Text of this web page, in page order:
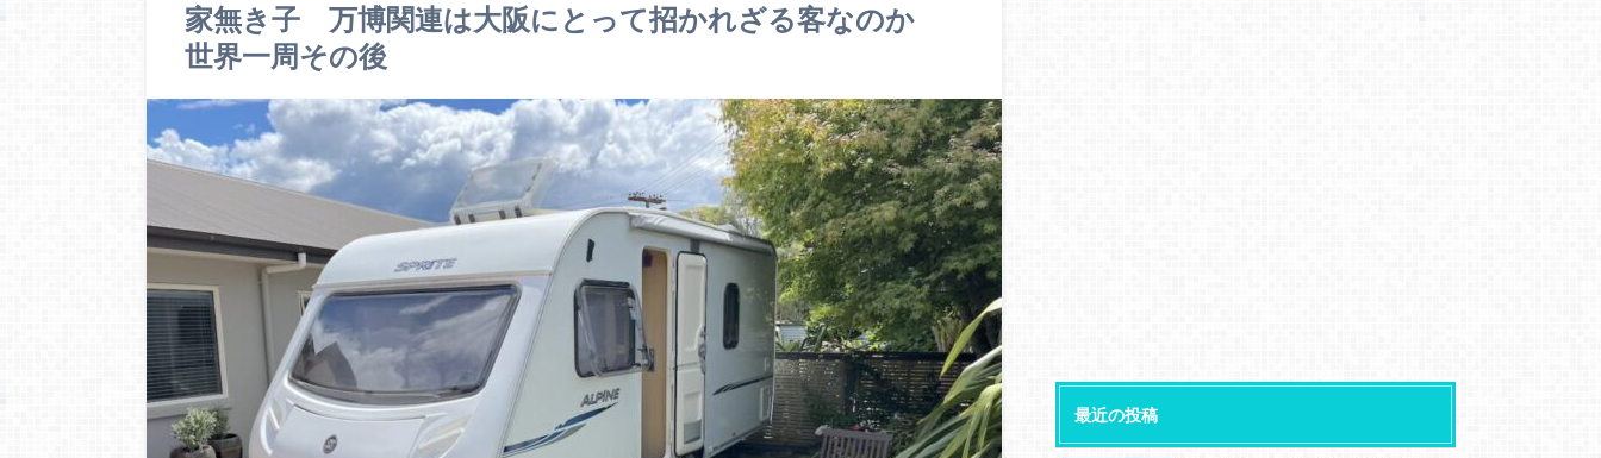
家無き子 万博関連は大阪にとって招かれざる客なのか
世界一周その後
最近の投稿